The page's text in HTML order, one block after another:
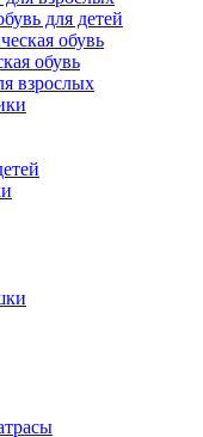
для детей
обувь
обувь
взрослых